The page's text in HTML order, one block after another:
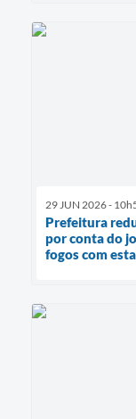
29 JUN 2026 -
Prefeitura
por conta do
fogos com